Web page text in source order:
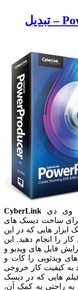
PowerProducer Ultra 6.0.7613 – تبدیل
وی دی CyberLink
ساخت دیسک های
هایی که در این
را انجام دهید. این
فایل های ویدیو و
ویدئویی را کات و
به کیفیت کار خروجی
هایی که در دیسک
به راحتی به کمک آن،